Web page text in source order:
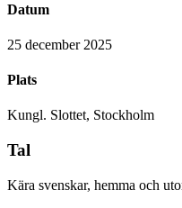
Datum
25 december 2025
Plats
Kungl. Slottet, Stockholm
Tal
Kära svenskar, hemma och